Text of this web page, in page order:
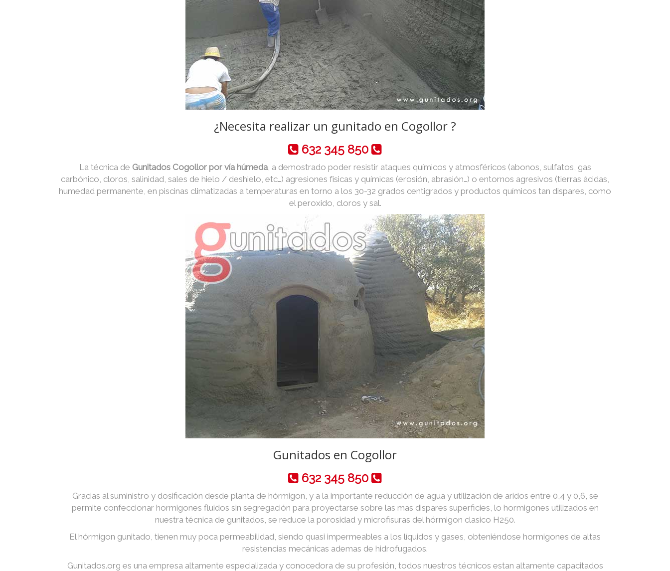
¿Necesita realizar un gunitado en Cogollor ?
632 345 850
La técnica de Gunitados Cogollor por vía húmeda, a demostrado poder resistir ataques químicos y atmosféricos (abonos, sulfatos, gas
carbónico, cloros, salinidad, sales de hielo / deshielo, etc…) agresiones físicas y químicas (erosión, abrasión…) o entornos agresivos (tierras ácidas,
humedad permanente, en piscinas climatizadas a temperaturas en torno a los 30-32 grados centigrados y productos químicos tan dispares, como
el peroxido, cloros y sal.
Gunitados en Cogollor
632 345 850
Gracias al suministro y dosificación desde planta de hórmigon, y a la importante reducción de agua y utilización de aridos entre 0,4 y 0,6, se
permite confeccionar hormigones fluidos sin segregación para proyectarse sobre las mas dispares superficies, lo hormigones utilizados en
nuestra técnica de gunitados, se reduce la porosidad y microfisuras del hórmigon clasico H250.
El hórmigon gunitado, tienen muy poca permeabilidad, siendo quasi impermeables a los líquidos y gases, obteniéndose hormigones de altas
resistencias mecánicas ademas de hidrofugados.
Gunitados.org es una empresa altamente especializada y conocedora de su profesión, todos nuestros técnicos estan altamente capacitados